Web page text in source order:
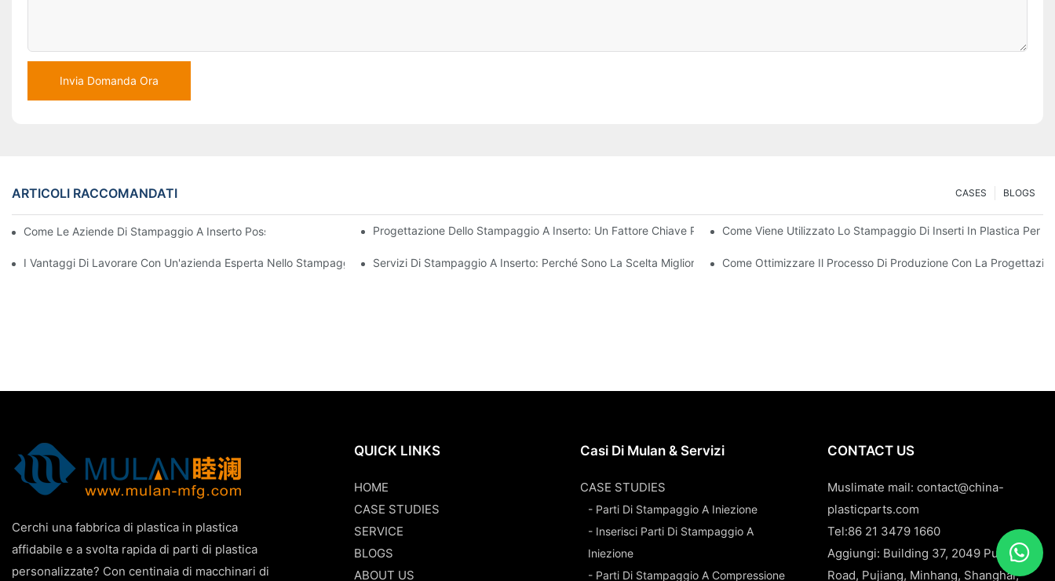
Invia Domanda Ora
ARTICOLI RACCOMANDATI BLOGS
CASES
Come Le Aziende Di Stampaggio A Inserto Possono Gestire Requisiti Di Progettazione ComplessiProgettazione Dello Stampaggio A Inserto: Un Fattore Chiave Per La Creazione Di Parti Robuste E Multi-Materiale
Come Viene Utilizzato Lo Stampaggio Di Inserti In Plastica Per
I Vantaggi Di Lavorare Con Un'azienda Esperta Nello Stampaggio A InsertiServizi Di Stampaggio A Inserto: Perché Sono La Scelta Migliore Per I Beni Di Consumo Durevoli
Come Ottimizzare Il Processo Di Produzione Con La
Cerchi una fabbrica di plastica in plastica
affidabile e a svolta rapida di parti di plastica
personalizzate? Con centinaia di macchinari di
QUICK LINKS
HOME
CASE STUDIES
SERVICE
BLOGS
ABOUT US
Casi Di Mulan & Servizi
CASE STUDIES
- Parti Di Stampaggio A Iniezione
- Inserisci Parti Di Stampaggio A
Iniezione
- Parti Di Stampaggio A Compressione
CONTACT US
Muslimate mail:contact@china-
plasticparts.com
Tel:86 21 3479 1660
Aggiungi: Building 37, 2049 Pujin
Road, Pujiang, Minhang, Shanghai,